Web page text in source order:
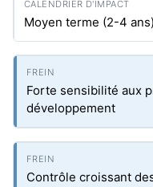
Moyen terme (2-4 ans)
Forte sensibilité aux
développement
Contrôle croissant